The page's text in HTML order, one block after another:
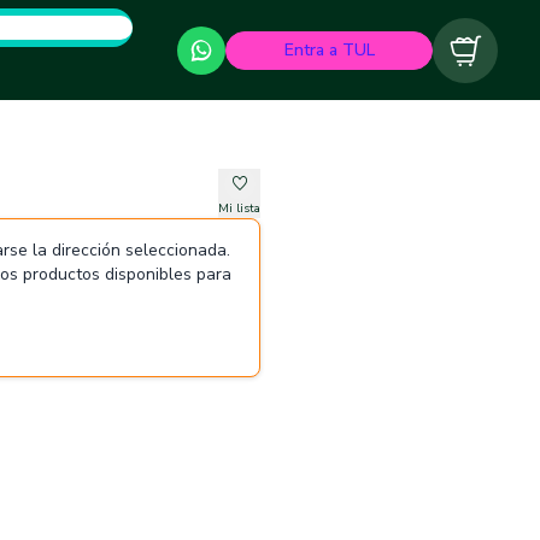
Entra a TUL Carrito
Mi lista
la dirección seleccionada.
productos disponibles para